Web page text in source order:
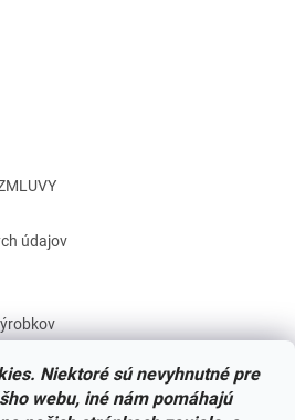
Niektoré sú nevyhnutné pre
webu, iné nám pomáhajú
údajov